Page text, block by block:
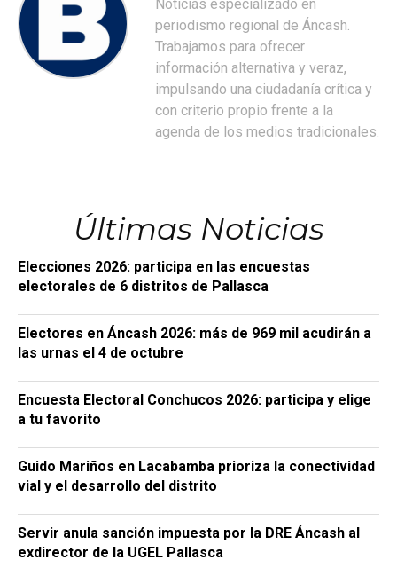
Noticias especializado en
periodismo regional de Áncash.
Trabajamos para ofrecer
información alternativa y veraz,
impulsando una ciudadanía crítica y
con criterio propio frente a la
agenda de los medios tradicionales.
Últimas Noticias
Elecciones 2026: participa en las encuestas
electorales de 6 distritos de Pallasca
Electores en Áncash 2026: más de 969 mil acudirán a
las urnas el 4 de octubre
Encuesta Electoral Conchucos 2026: participa y elige
a tu favorito
Guido Mariños en Lacabamba prioriza la conectividad
vial y el desarrollo del distrito
Servir anula sanción impuesta por la DRE Áncash al
exdirector de la UGEL Pallasca